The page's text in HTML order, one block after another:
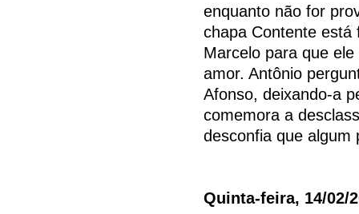
enquanto não for
chapa Contente está
Marcelo para que
amor. Antônio
Afonso, deixando-a
comemora a
desconfia que algum
Quinta-feira, 14/02/